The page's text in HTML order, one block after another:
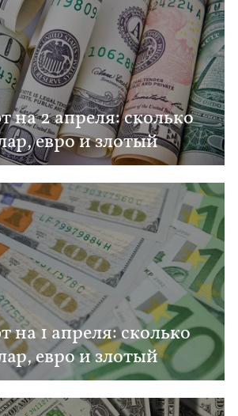
на 2 апреля: сколько
евро и злотый
на 1 апреля: сколько
евро и злотый